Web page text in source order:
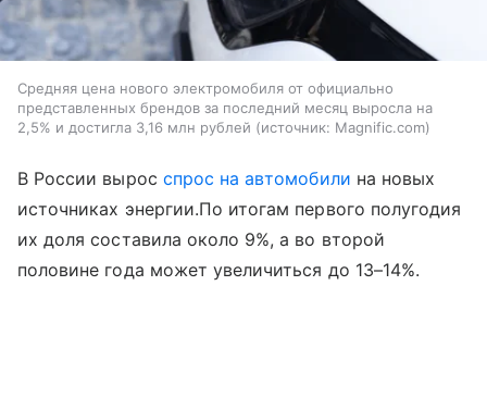
Средняя цена нового электромобиля от официально
представленных брендов за последний месяц выросла на
2,5% и достигла 3,16 млн рублей
источник: Magnific.com
В России вырос спрос на автомобили на новых
источниках энергии.По итогам первого полугодия
их доля составила около 9%, а во второй
половине года может увеличиться до 13–14%.